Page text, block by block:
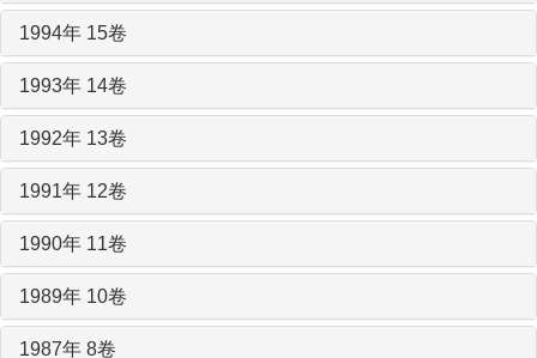
1994年 15卷
1993年 14卷
1992年 13卷
1991年 12卷
1990年 11卷
1989年 10卷
1987年 8卷